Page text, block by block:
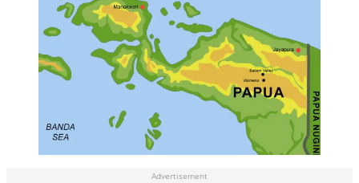
Advertisement